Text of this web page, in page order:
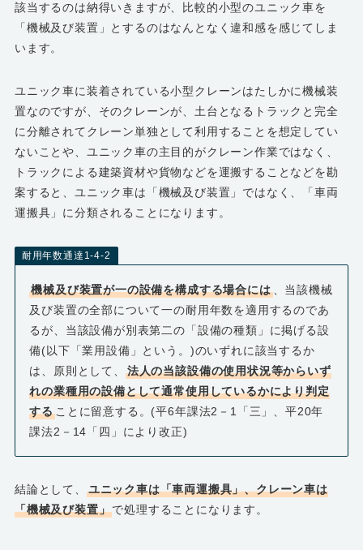
該当するのは納得いきますが、比較的小型のユニック車を
「機械及び装置」とするのはなんとなく違和感を感じてしま
います。
ユニック車に装着されている小型クレーンはたしかに機械装
置なのですが、そのクレーンが、土台となるトラックと完全
に分離されてクレーン単独として利用することを想定してい
ないことや、ユニック車の主目的がクレーン作業ではなく、
トラックによる建築資材や貨物などを運搬することなどを勘
案すると、ユニック車は「機械及び装置」ではなく、「車両
運搬具」に分類されることになります。
耐用年数通達1-4-2
機械及び装置が一の設備を構成する場合には、当該機械
及び装置の全部について一の耐用年数を適用するのであ
るが、当該設備が別表第二の「設備の種類」に掲げる設
備(以下「業用設備」という。)のいずれに該当するか
は、原則として、
法人の当該設備の使用状況等からいず
れの業種用の設備として通常使用しているかにより判定
する ことに留意する。(平6年課法2－1「三」、平20年
課法2－14「四」により改正)
結論として、
ユニック車は「車両運搬具」、クレーン車は
「機械及び装置」で処理することになります。